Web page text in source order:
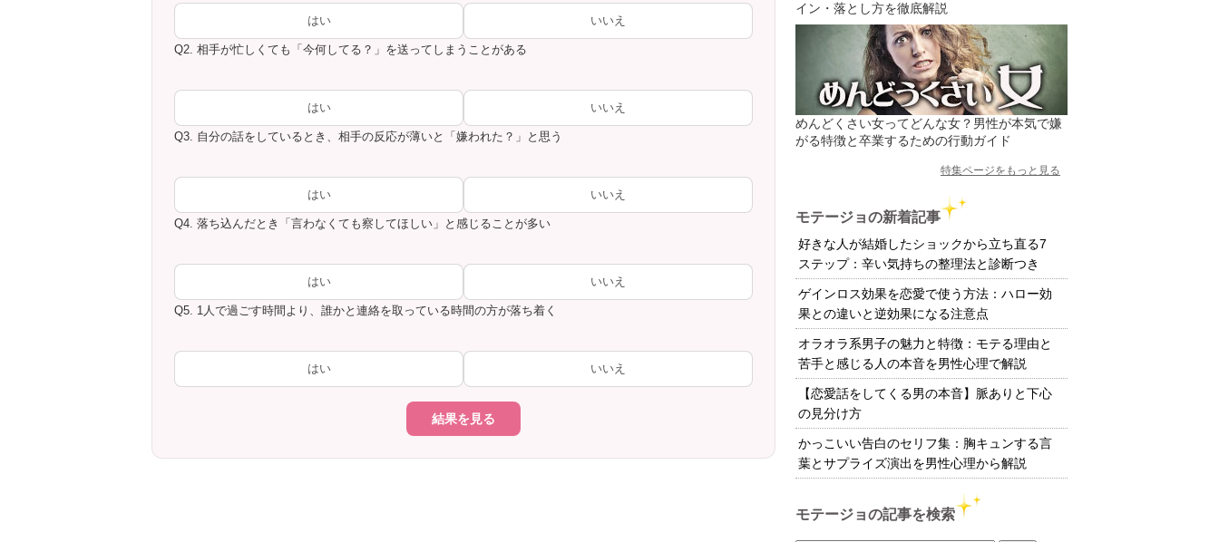
はい いいえ
Q2. 相手が忙しくても「今何してる？」を送ってしまうことがある
はい いいえ
Q3. 自分の話をしているとき、相手の反応が薄いと「嫌われた？」と思う
はい いいえ
Q4. 落ち込んだとき「言わなくても察してほしい」と感じることが多い
はい いいえ
Q5. 1人で過ごす時間より、誰かと連絡を取っている時間の方が落ち着く
はい いいえ
結果を見る
イン・落とし方を徹底解説
めんどくさい女ってどんな女？男性が本気で嫌
がる特徴と卒業するための行動ガイド
特集ページをもっと見る
モテージョの新着記事
好きな人が結婚したショックから立ち直る7
ステップ：辛い気持ちの整理法と診断つき
ゲインロス効果を恋愛で使う方法：ハロー効
果との違いと逆効果になる注意点
オラオラ系男子の魅力と特徴：モテる理由と
苦手と感じる人の本音を男性心理で解説
【恋愛話をしてくる男の本音】脈ありと下心
の見分け方
かっこいい告白のセリフ集：胸キュンする言
葉とサプライズ演出を男性心理から解説
モテージョの記事を検索